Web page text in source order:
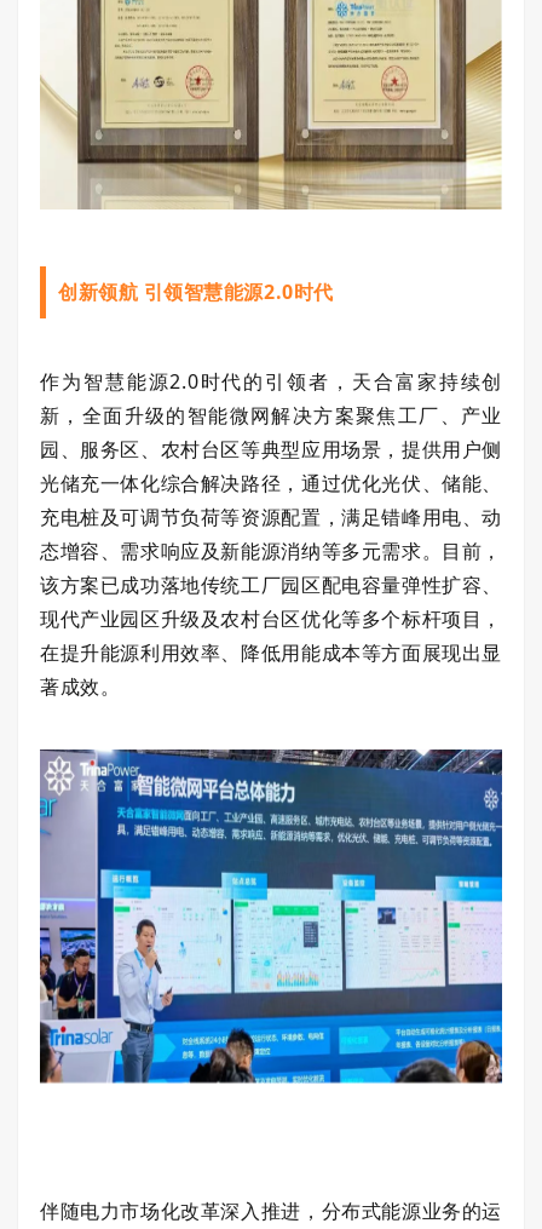
创新领航 引领智慧能源2.0时代
作为智慧能源2.0时代的引领者，天合富家持续创
新，全面升级的智能微网解决方案聚焦工厂、产业
园、服务区、农村台区等典型应用场景，提供用户侧
光储充一体化综合解决路径，通过优化光伏、储能、
充电桩及可调节负荷等资源配置，满足错峰用电、动
态增容、需求响应及新能源消纳等多元需求。目前，
该方案已成功落地传统工厂园区配电容量弹性扩容、
现代产业园区升级及农村台区优化等多个标杆项目，
在提升能源利用效率、降低用能成本等方面展现出显
著成效。
伴随电力市场化改革深入推进，分布式能源业务的运